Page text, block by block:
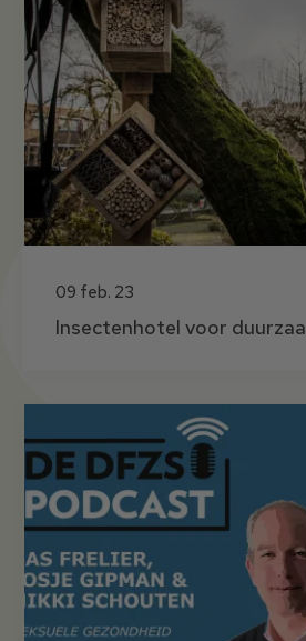
09 feb. 23
Insectenhotel voor